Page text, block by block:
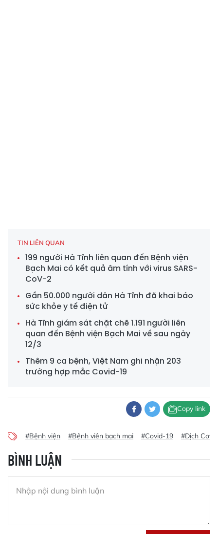
TIN LIÊN QUAN
199 người Hà Tĩnh liên quan đến Bệnh viện
Bạch Mai có kết quả âm tính với virus SARS-
CoV-2
Gần 50.000 người dân Hà Tĩnh đã khai báo
sức khỏe y tế điện tử
Hà Tĩnh giám sát chặt chẽ 1.191 người liên
quan đến Bệnh viện Bạch Mai về sau ngày
12/3
Thêm 9 ca bệnh, Việt Nam ghi nhận 203
trường hợp mắc Covid-19
Copy link
#Bệnh viện #Bệnh viên bạch mai #Covid-19 #Dịch
BÌNH LUẬN